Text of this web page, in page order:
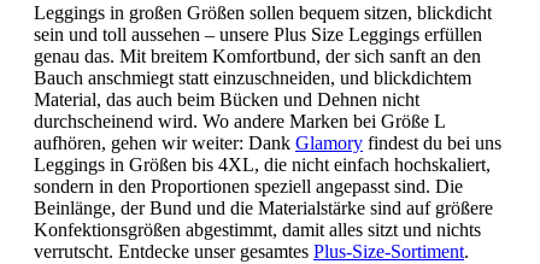
Leggings in großen Größen sollen bequem sitzen, blickdicht
sein und toll aussehen – unsere Plus Size Leggings erfüllen
genau das. Mit breitem Komfortbund, der sich sanft an den
Bauch anschmiegt statt einzuschneiden, und blickdichtem
Material, das auch beim Bücken und Dehnen nicht
durchscheinend wird. Wo andere Marken bei Größe L
aufhören, gehen wir weiter: Dank Glamory findest du bei uns
Leggings in Größen bis 4XL, die nicht einfach hochskaliert,
sondern in den Proportionen speziell angepasst sind. Die
Beinlänge, der Bund und die Materialstärke sind auf größere
Konfektionsgrößen abgestimmt, damit alles sitzt und nichts
verrutscht. Entdecke unser gesamtes Plus-Size-Sortiment.